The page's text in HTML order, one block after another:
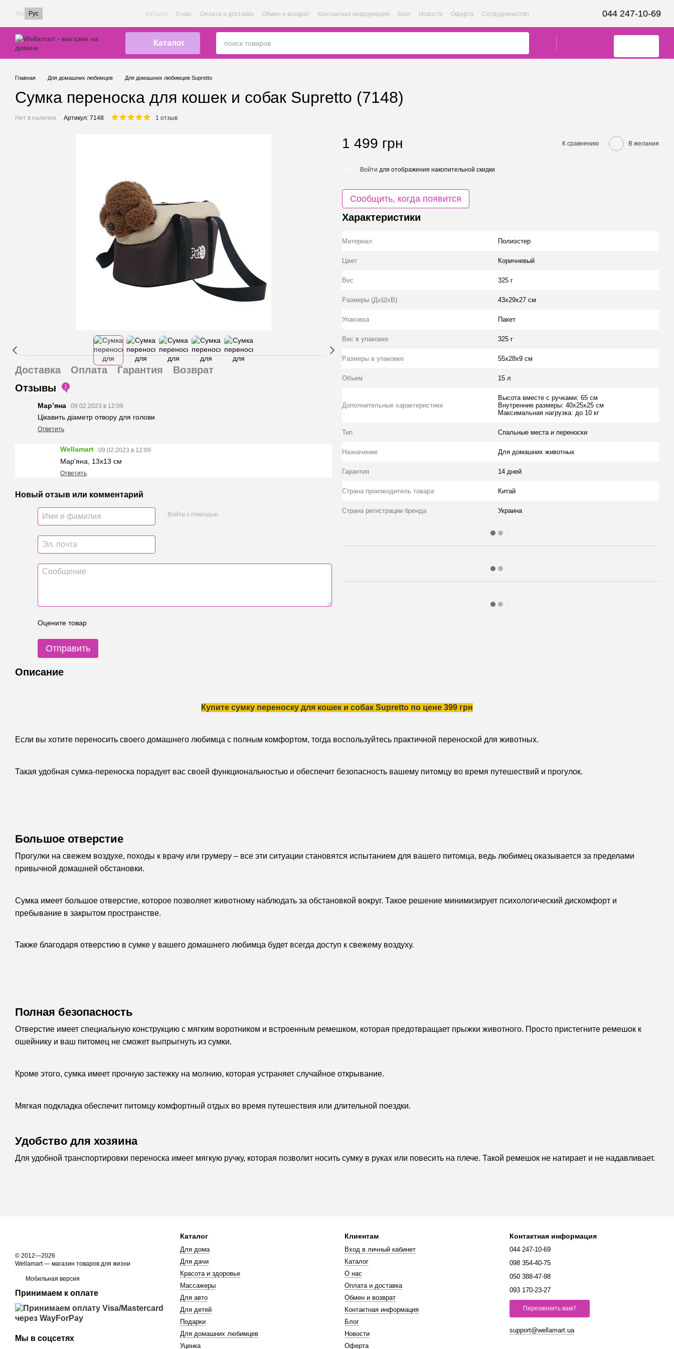
Перейти к основному контенту
Укр Рус Каталог О нас Оплата и доставка Обмен и возврат Контактная информация Блог Новости Оферта Сотрудничество 044 247-10-69
Каталог
Главная Для домашних любимцев Для домашних любимцев Supretto
Сумка переноска для кошек и собак Supretto (7148)
Нет в наличии Артикул: 7148 1 отзыв
Доставка Оплата Гарантия
Возврат
Отзывы
1
Марʼяна 09.02.2023 в 12:09
Цікавить діаметр отвору для голови
Ответить
Wellamart 09.02.2023 в 12:09
Марʼяна, 13х13 см
Ответить
Новый отзыв или комментарий
Войти с помощью
Оцените товар
Отправить
1 499 грн К сравнению В желания
Войти для отображения накопительной скидки
Сообщить, когда появится
Характеристики
Материал Полиэстер
Цвет Коричневый
Вес 325 г
Размеры (ДхШхВ) 43х29х27 см
Упаковка Пакет
Вес в упаковке 325 г
Размеры в упаковке 55х28х9 см
Объем 15 л
Дополнительные характеристики
Высота вместе с ручками: 65 см
Внутренние размеры: 40х25х25 см
Максимальная нагрузка: до 10 кг
Тип Спальные места и переноски
Назначение Для домашних животных
Гарантия 14 дней
Страна производитель товара Китай
Страна регистрации бренда Украина
Описание
Купите сумку переноску для кошек и собак Supretto по цене 399 грн
Если вы хотите переносить своего домашнего любимца с полным комфортом, тогда воспользуйтесь практичной переноской для животных.
Такая удобная сумка-переноска порадует вас своей функциональностью и обеспечит безопасность вашему питомцу во время путешествий и прогулок.
Большое отверстие
Прогулки на свежем воздухе, походы к врачу или грумеру – все эти ситуации становятся испытанием для вашего питомца, ведь любимец оказывается за пределами
привычной домашней обстановки.
Сумка имеет большое отверстие, которое позволяет животному наблюдать за обстановкой вокруг. Такое решение минимизирует психологический дискомфорт и
пребывание в закрытом пространстве.
Также благодаря отверстию в сумке у вашего домашнего любимца будет всегда доступ к свежему воздуху.
Полная безопасность
Отверстие имеет специальную конструкцию с мягким воротником и встроенным ремешком, которая предотвращает прыжки животного. Просто пристегните ремешок к
ошейнику и ваш питомец не сможет выпрыгнуть из сумки.
Кроме этого, сумка имеет прочную застежку на молнию, которая устраняет случайное открывание.
Мягкая подкладка обеспечит питомцу комфортный отдых во время путешествия или длительной поездки.
Удобство для хозяина
Для удобной транспортировки переноска имеет мягкую ручку, которая позволит носить сумку в руках или повесить на плече. Такой ремешок не натирает и не надавливает.
© 2012—2026
Wellamart — магазин товаров для жизни
Мобильная версия
Принимаем к оплате
Мы в соцсетях
Каталог
Для дома
Для дачи
Красота и здоровье
Массажеры
Для авто
Для детей
Подарки
Для домашних любимцев
Уценка
Клиентам
Вход в личный кабинет
Каталог
О нас
Оплата и доставка
Обмен и возврат
Контактная информация
Блог
Новости
Оферта
Контактная информация
044 247-10-69
098 354-40-75
050 388-47-98
093 170-23-27
Перезвонить вам?
support@wellamart.ua